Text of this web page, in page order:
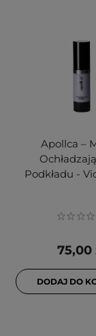
Apollca –
Podkładu -
75,00
DODAJ DO